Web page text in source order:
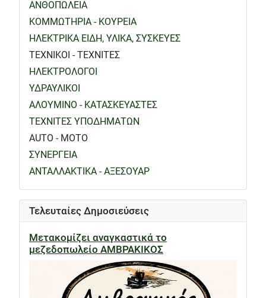
ΑΝΘΟΠΩΛΕΙΑ
ΚΟΜΜΩΤΗΡΙΑ - ΚΟΥΡΕΙΑ
ΗΛΕΚΤΡΙΚΑ ΕΙΔΗ, ΥΛΙΚΑ, ΣΥΣΚΕΥΕΣ
ΤΕΧΝΙΚΟΙ - ΤΕΧΝΙΤΕΣ
ΗΛΕΚΤΡΟΛΟΓΟΙ
ΥΔΡΑΥΛΙΚΟΙ
ΑΛΟΥΜΙΝΟ - ΚΑΤΑΣΚΕΥΑΣΤΕΣ
ΤΕΧΝΙΤΕΣ ΥΠΟΔΗΜΑΤΩΝ
AUTO - MOTO
ΣΥΝΕΡΓΕΙΑ
ΑΝΤΑΛΛΑΚΤΙΚΑ - ΑΞΕΣΟΥΑΡ
Τελευταίες Δημοσιεύσεις
Μετακομίζει αναγκαστικά το
μεζεδοπωλείο ΑΜΒΡΑΚΙΚΟΣ